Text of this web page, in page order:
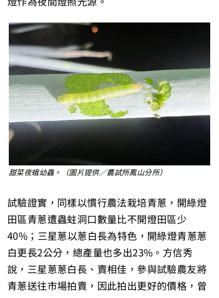
甜菜夜蛾幼蟲。（圖片提供／農試所鳳山分所）
試驗證實，同樣以慣行農法栽培青蔥，開綠燈
田區青蔥遭蟲蛀洞口數量比不開燈田區少
40%；三星蔥以蔥白長為特色，開綠燈青蔥蔥
白更長2公分，總產量也多出23%。方信秀
說，三星蔥蔥白長、賣相佳，參與試驗農友將
青蔥送往市場拍賣，因此拍出更好的價格，曾